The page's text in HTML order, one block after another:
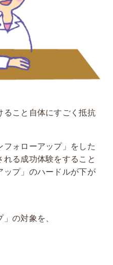
ること自体にすごく抵抗
フォローアップ」をした
る成功体験をすること
ップ」のハードルが下が
の対象を、